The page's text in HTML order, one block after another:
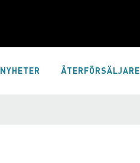
NYHETER ÅTERFÖRSÄLJARE